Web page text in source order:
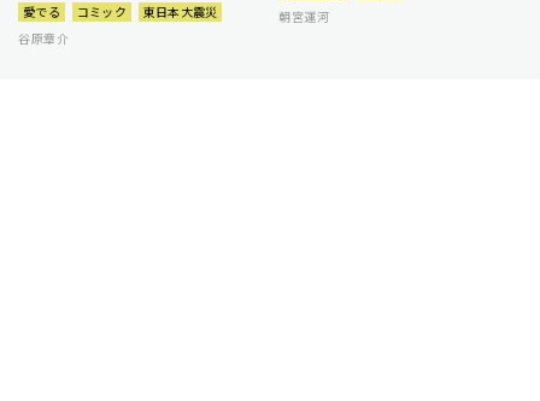
愛でる コミック
東日本大震災
谷原章介
朝宮運河